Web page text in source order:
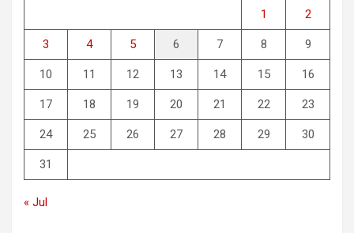
1 2
3 4 5 6 7 8 9
10 11 12 13 14 15 16
17 18 19 20 21 22 23
24 25 26 27 28 29 30
31
« Jul